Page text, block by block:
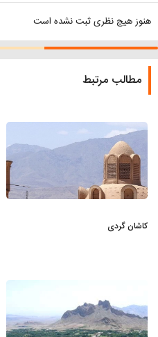
هنوز هیچ نظری ثبت نشده است
مطالب مرتبط
کاشان گردی